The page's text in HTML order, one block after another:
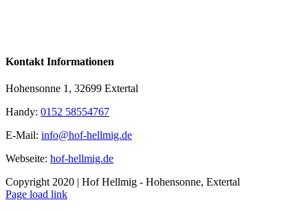
Kontakt Informationen
Hohensonne 1, 32699 Extertal
Handy: 0152 58554767
E-Mail: info@hof-hellmig.de
Webseite: hof-hellmig.de
Copyright 2020 | Hof Hellmig - Hohensonne, Extertal
Facebook
Page load link